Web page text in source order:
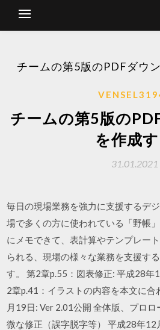
チームの第5版のPDFダウ
チームの第5版の
を作成
31.01.2021
毎日の現場業務を強力に支援するデ
場で多くの方に使われている「野帳
にメモできて、表計算やテンプレー
られる、現場の様々な業務を支援す
す。 第2章p.55：図表修正: 平成28年
2章p.41：イラストの内容を本文に
月19日: Ver 2.01公開 全体版、プロ
微な修正（誤字脱字等） 平成28年12